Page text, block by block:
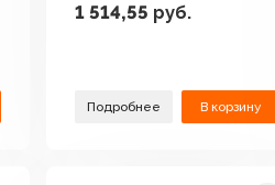
Alcaplast
1 514,55 руб.
Подробнее В корзину